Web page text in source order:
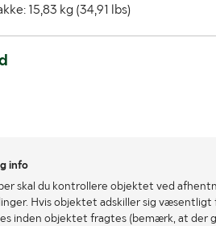
15,83 kg (34,91 lbs)
info
skal du kontrollere objektet ved
Hvis objektet adskiller sig væsentligt
inden objektet fragtes (bemærk, at der